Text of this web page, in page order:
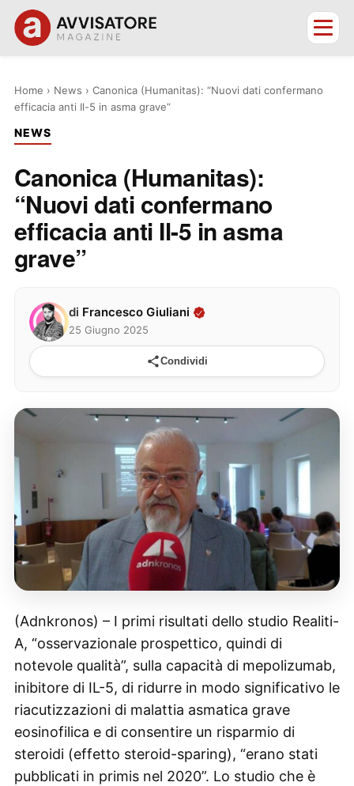
Home › News › Canonica (Humanitas): “Nuovi dati confermano
efficacia anti Il-5 in asma grave”
NEWS
Canonica (Humanitas):
“Nuovi dati confermano
efficacia anti Il-5 in asma
grave”
di Francesco Giuliani
25 Giugno 2025
Condividi
(Adnkronos) – I primi risultati dello studio Realiti-
A, “osservazionale prospettico, quindi di
notevole qualità”, sulla capacità di mepolizumab,
inibitore di IL-5, di ridurre in modo significativo le
riacutizzazioni di malattia asmatica grave
eosinofilica e di consentire un risparmio di
steroidi (effetto steroid-sparing), “erano stati
pubblicati in primis nel 2020”. Lo studio che è